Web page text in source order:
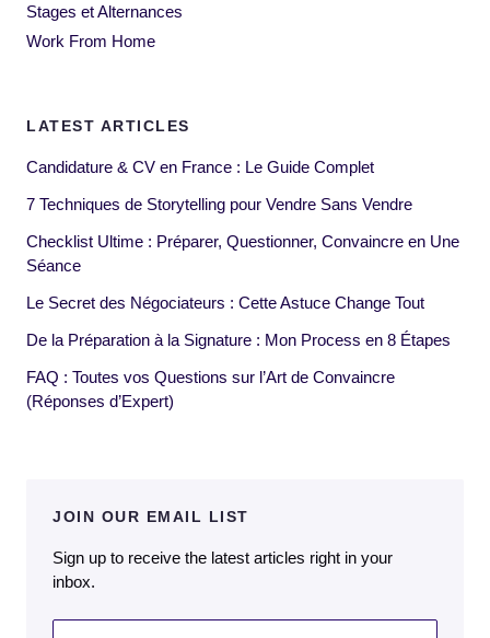
Stages et Alternances
Work From Home
LATEST ARTICLES
Candidature & CV en France : Le Guide Complet
7 Techniques de Storytelling pour Vendre Sans Vendre
Checklist Ultime : Préparer, Questionner, Convaincre en Une
Séance
Le Secret des Négociateurs : Cette Astuce Change Tout
De la Préparation à la Signature : Mon Process en 8 Étapes
FAQ : Toutes vos Questions sur l’Art de Convaincre
(Réponses d’Expert)
JOIN OUR EMAIL LIST
Sign up to receive the latest articles right in your
inbox.